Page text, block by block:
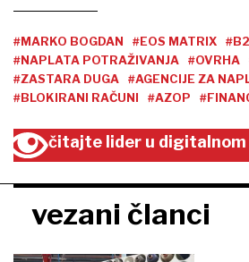
#MARKO BOGDAN #EOS MATRIX
#NAPLATA POTRAŽIVANJA
#OVRHA
#ZASTARA DUGA
#AGENCIJE ZA
#BLOKIRANI RAČUNI
#AZOP
čitajte lider u digitalnom
vezani članci